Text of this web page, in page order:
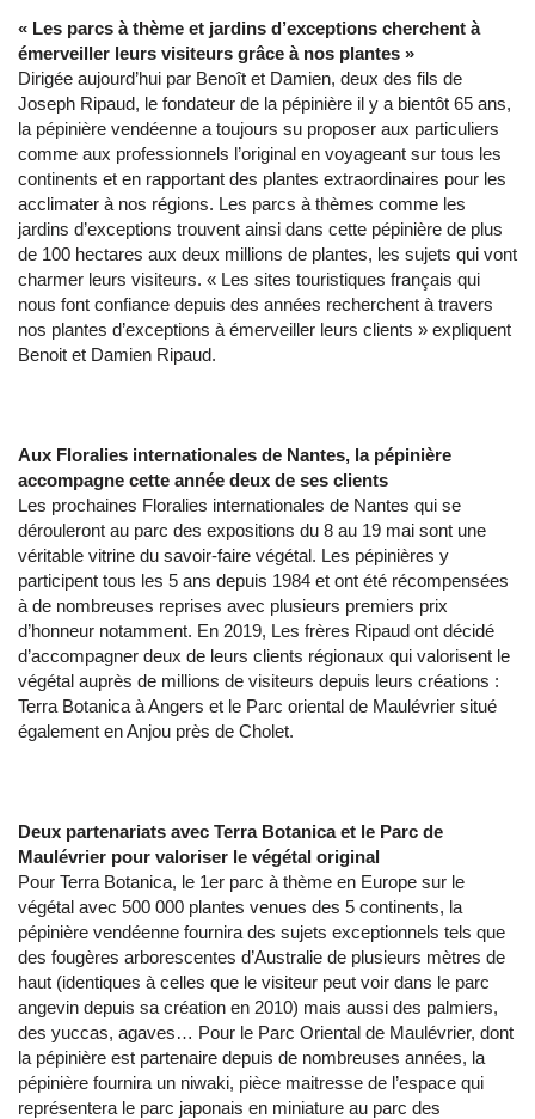
« Les parcs à thème et jardins d’exceptions cherchent à
émerveiller leurs visiteurs grâce à nos plantes »
Dirigée aujourd’hui par Benoît et Damien, deux des fils de
Joseph Ripaud, le fondateur de la pépinière il y a bientôt 65 ans,
la pépinière vendéenne a toujours su proposer aux particuliers
comme aux professionnels l’original en voyageant sur tous les
continents et en rapportant des plantes extraordinaires pour les
acclimater à nos régions. Les parcs à thèmes comme les
jardins d’exceptions trouvent ainsi dans cette pépinière de plus
de 100 hectares aux deux millions de plantes, les sujets qui vont
charmer leurs visiteurs. « Les sites touristiques français qui
nous font confiance depuis des années recherchent à travers
nos plantes d’exceptions à émerveiller leurs clients » expliquent
Benoit et Damien Ripaud.
Aux Floralies internationales de Nantes, la pépinière
accompagne cette année deux de ses clients
Les prochaines Floralies internationales de Nantes qui se
dérouleront au parc des expositions du 8 au 19 mai sont une
véritable vitrine du savoir-faire végétal. Les pépinières y
participent tous les 5 ans depuis 1984 et ont été récompensées
à de nombreuses reprises avec plusieurs premiers prix
d’honneur notamment. En 2019, Les frères Ripaud ont décidé
d’accompagner deux de leurs clients régionaux qui valorisent le
végétal auprès de millions de visiteurs depuis leurs créations :
Terra Botanica à Angers et le Parc oriental de Maulévrier situé
également en Anjou près de Cholet.
Deux partenariats avec Terra Botanica et le Parc de
Maulévrier pour valoriser le végétal original
Pour Terra Botanica, le 1er parc à thème en Europe sur le
végétal avec 500 000 plantes venues des 5 continents, la
pépinière vendéenne fournira des sujets exceptionnels tels que
des fougères arborescentes d’Australie de plusieurs mètres de
haut (identiques à celles que le visiteur peut voir dans le parc
angevin depuis sa création en 2010) mais aussi des palmiers,
des yuccas, agaves… Pour le Parc Oriental de Maulévrier, dont
la pépinière est partenaire depuis de nombreuses années, la
pépinière fournira un niwaki, pièce maitresse de l’espace qui
représentera le parc japonais en miniature au parc des